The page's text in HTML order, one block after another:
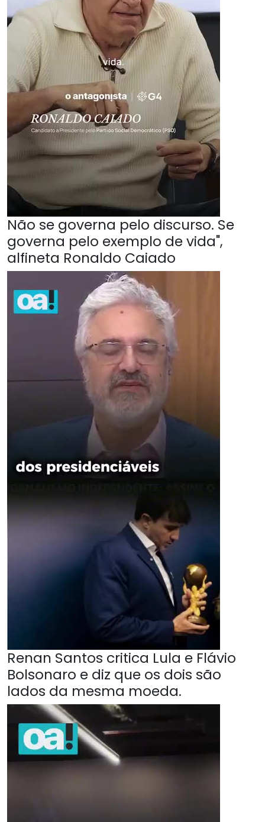
Não se governa pelo discurso. Se
governa pelo exemplo de vida",
alfineta Ronaldo Caiado
Renan Santos critica Lula e Flávio
Bolsonaro e diz que os dois são
lados da mesma moeda.